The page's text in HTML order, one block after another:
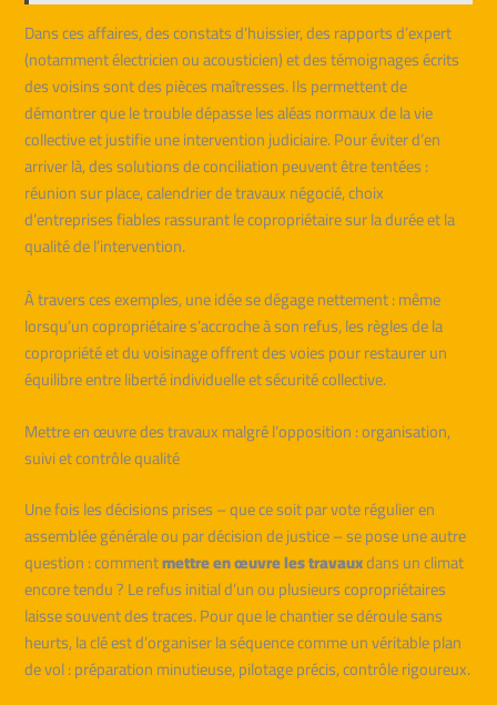
Dans ces affaires, des constats d’huissier, des rapports d’expert
(notamment électricien ou acousticien) et des témoignages écrits
des voisins sont des pièces maîtresses. Ils permettent de
démontrer que le trouble dépasse les aléas normaux de la vie
collective et justifie une intervention judiciaire. Pour éviter d’en
arriver là, des solutions de conciliation peuvent être tentées :
réunion sur place, calendrier de travaux négocié, choix
d’entreprises fiables rassurant le copropriétaire sur la durée et la
qualité de l’intervention.
À travers ces exemples, une idée se dégage nettement : même
lorsqu’un copropriétaire s’accroche à son refus, les règles de la
copropriété et du voisinage offrent des voies pour restaurer un
équilibre entre liberté individuelle et sécurité collective.
Mettre en œuvre des travaux malgré l’opposition : organisation,
suivi et contrôle qualité
Une fois les décisions prises – que ce soit par vote régulier en
assemblée générale ou par décision de justice – se pose une autre
question : commentmettre en œuvre les travauxdans un climat
encore tendu ? Le refus initial d’un ou plusieurs copropriétaires
laisse souvent des traces. Pour que le chantier se déroule sans
heurts, la clé est d’organiser la séquence comme un véritable plan
de vol : préparation minutieuse, pilotage précis, contrôle rigoureux.